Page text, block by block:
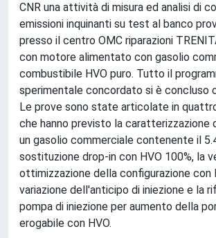
CNR una attività di misura ed analisi di
emissioni inquinanti su test al banco
presso il centro OMC riparazioni
con motore alimentato con gasolio
combustibile HVO puro. Tutto il
sperimentale concordato si è concluso
Le prove sono state articolate in
che hanno previsto la caratterizzazione
un gasolio commerciale contenente il
sostituzione drop-in con HVO 100%, la
ottimizzazione della configurazione con
variazione dell'anticipo di iniezione e la
pompa di iniezione per aumento della
erogabile con HVO.